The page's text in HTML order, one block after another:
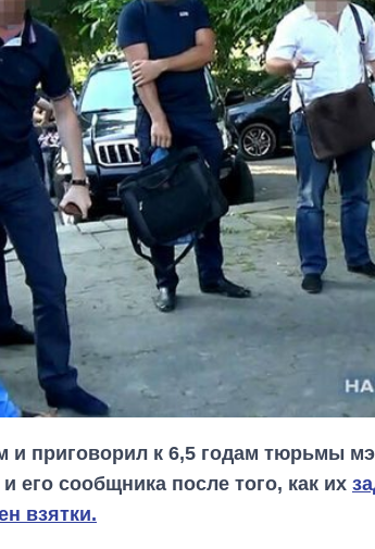
приговорил к 6,5 годам тюрьмы
его сообщника после того, как их
взятки.